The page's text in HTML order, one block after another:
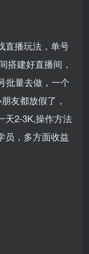
直播玩法，单号
搭建好直播间，
批量去做，一个
友都放假了，
天2-3K,操作方法
员，多方面收益